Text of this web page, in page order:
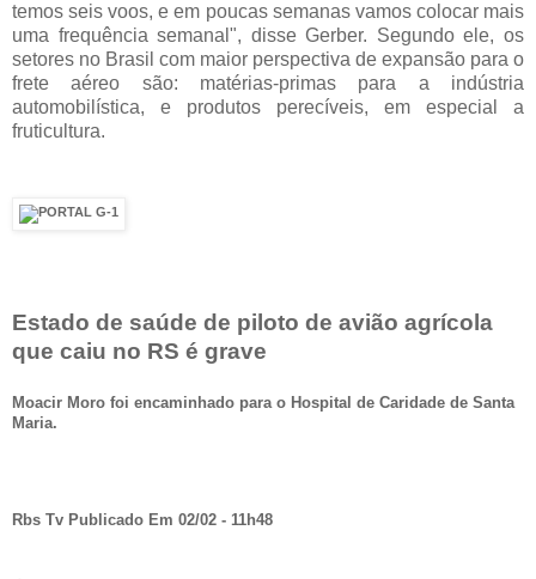
temos seis voos, e em poucas semanas vamos colocar mais
uma frequência semanal", disse Gerber. Segundo ele, os
setores no Brasil com maior perspectiva de expansão para o
frete aéreo são: matérias-primas para a indústria
automobilística, e produtos perecíveis, em especial a
fruticultura.
Estado de saúde de piloto de avião agrícola
que caiu no RS é grave
Moacir Moro foi encaminhado para o Hospital de Caridade de Santa
Maria.
Rbs Tv Publicado Em 02/02 - 11h48